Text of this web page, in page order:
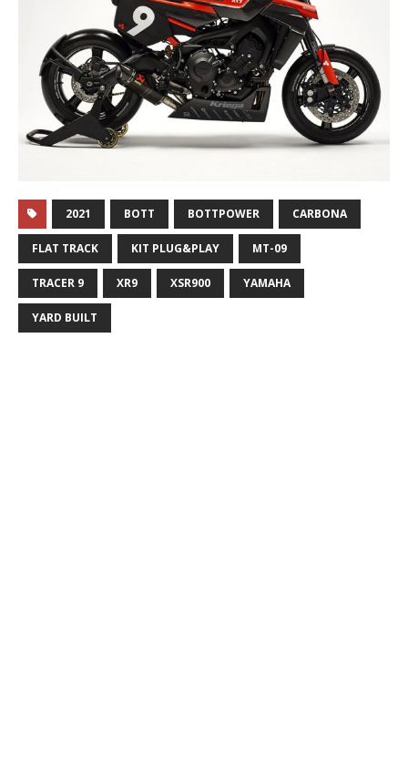
2021 BOTT BOTTPOWER CARBONA
FLAT TRACK KIT PLUG&PLAY MT-09
TRACER 9 XR9 XSR900 YAMAHA
YARD BUILT